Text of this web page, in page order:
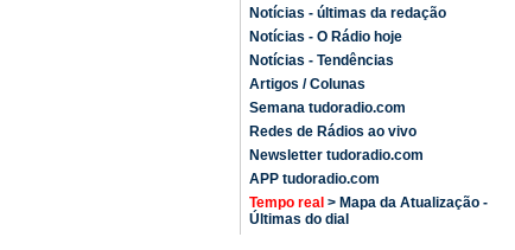
Notícias - últimas da redação
Notícias - O Rádio hoje
Notícias - Tendências
Artigos / Colunas
Semana tudoradio.com
Redes de Rádios ao vivo
Newsletter tudoradio.com
APP tudoradio.com
Tempo real > Mapa da Atualização -
Últimas do dial